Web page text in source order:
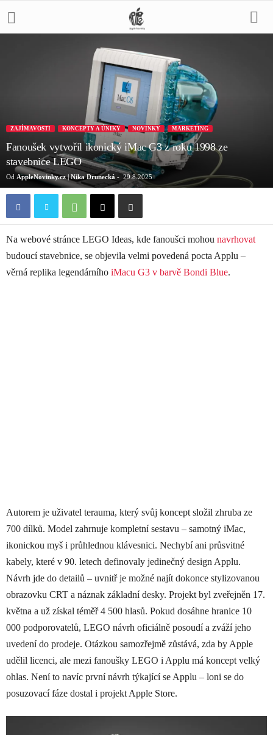
ZAJÍMAVOSTI KONCEPTY A ÚNIKY NOVINKY MARKETING
Fanoušek vytvořil ikonický iMac G3 z roku 1998 ze
stavebnice LEGO
Od AppleNovinky.cz | Nika Drunecká - 29.8.2025
Na webové stránce LEGO Ideas, kde fanoušci mohou navrhovat
budoucí stavebnice, se objevila velmi povedená pocta Applu –
věrná replika legendárního iMacu G3 v barvě Bondi Blue.
Autorem je uživatel terauma, který svůj koncept složil zhruba ze
700 dílků. Model zahrnuje kompletní sestavu – samotný iMac,
ikonickou myš i průhlednou klávesnici. Nechybí ani průsvitné
kabely, které v 90. letech definovaly jedinečný design Applu.
Návrh jde do detailů – uvnitř je možné najít dokonce stylizovanou
obrazovku CRT a náznak základní desky. Projekt byl zveřejněn 17.
května a už získal téměř 4 500 hlasů. Pokud dosáhne hranice 10
000 podporovatelů, LEGO návrh oficiálně posoudí a zváží jeho
uvedení do prodeje. Otázkou samozřejmě zůstává, zda by Apple
udělil licenci, ale mezi fanoušky LEGO i Applu má koncept velký
ohlas. Není to navíc první návrh týkající se Applu – loni se do
posuzovací fáze dostal i projekt Apple Store.